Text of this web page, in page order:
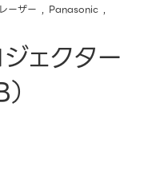
レーザー
Panasonic
ェクター